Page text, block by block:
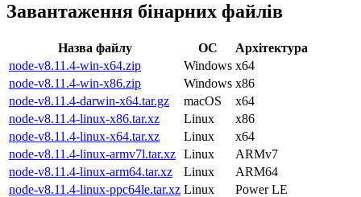
Завантаження бінарних файлів
Назва файлу ОС
Архітектура
node-v8.11.4-win-x64.zip
Windows x64
node-v8.11.4-win-x86.zip
Windows x86
node-v8.11.4-darwin-x64.tar.gz
macOS
x64
node-v8.11.4-linux-x86.tar.xz
Linux
x86
node-v8.11.4-linux-x64.tar.xz
Linux
x64
node-v8.11.4-linux-armv7l.tar.xz Linux
ARMv7
node-v8.11.4-linux-arm64.tar.xz
Linux
ARM64
node-v8.11.4-linux-ppc64le.tar.xz Linux
Power LE